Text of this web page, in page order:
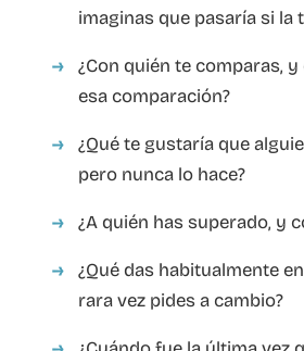
imaginas que pasaría si la
¿Con quién te comparas,
esa comparación?
¿Qué te gustaría que
pero nunca lo hace?
¿A quién has superado, y
¿Qué das habitualmente
rara vez pides a cambio?